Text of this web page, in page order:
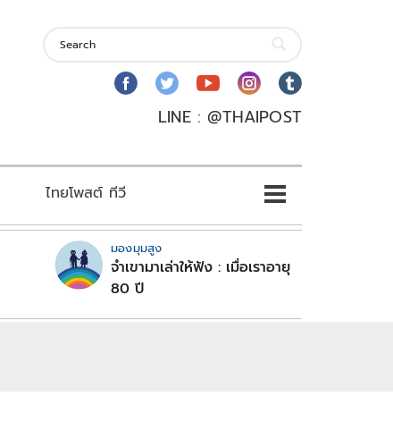
LINE : @THAIPOST
ไทยโพสต์ ทีวี
มองมุมสูง
จำเขามาเล่าให้ฟัง : เมื่อเราอายุ
80 ปี